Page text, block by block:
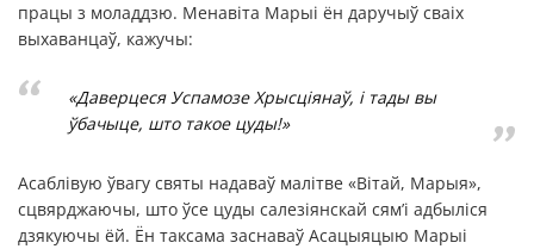
працы з моладдзю. Менавіта Марыі ён даручыў сваіх
выхаванцаў, кажучы:
«Даверцеся Успамозе Хрысціянаў, і тады вы
ўбачыце, што такое цуды!»
Асаблівую ўвагу святы надаваў малітве «Вітай, Марыя»,
сцвярджаючы, што ўсе цуды салезіянскай сям’і адбыліся
дзякуючы ёй. Ён таксама заснаваў Асацыяцыю Марыі